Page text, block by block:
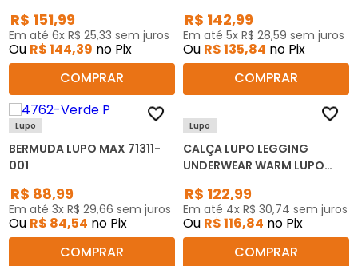
R$ 151,99
Em até 6x R$ 25,33 sem juros
Ou R$144,39 no Pix
COMPRAR
R$ 142,99
Em até 5x R$ 28,59 sem juros
Ou R$135,84 no Pix
COMPRAR
Lupo
BERMUDA LUPO MAX 71311-
001
R$ 88,99
Em até 3x R$ 29,66 sem juros
Ou R$ 84,54 no Pix
COMPRAR
Lupo
CALÇA LUPO LEGGING
UNDERWEAR WARM LUPO
R$ 122,99
Em até 4x R$ 30,74 sem juros
Ou R$116,84 no Pix
COMPRAR